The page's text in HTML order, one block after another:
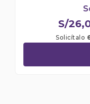
S/
Solicítalo